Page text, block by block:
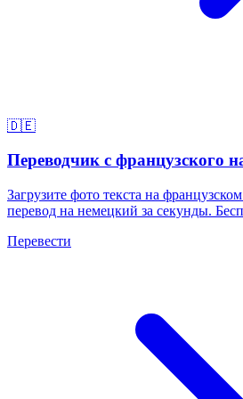
🇩🇪
Переводчик с французского
Загрузите фото текста на
перевод на немецкий за секунды.
Перевести